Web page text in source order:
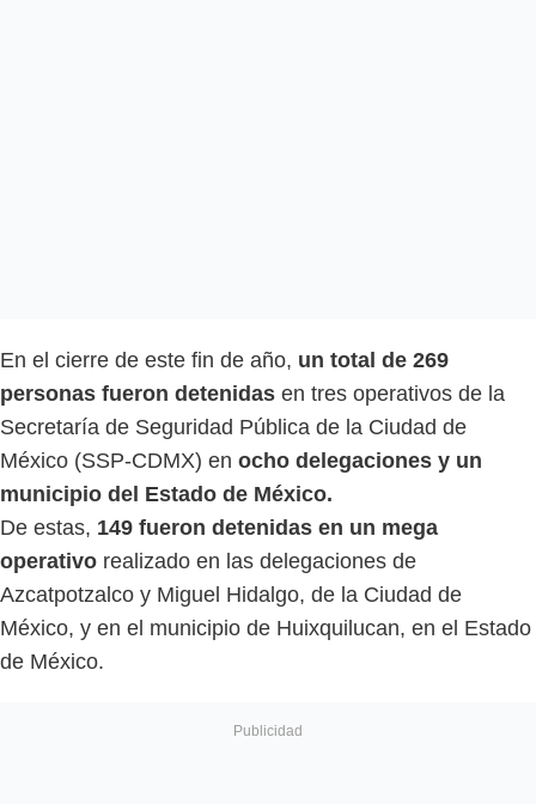
En el cierre de este fin de año, un total de 269
personas fueron detenidas en tres operativos de la
Secretaría de Seguridad Pública de la Ciudad de
México (SSP-CDMX) en ocho delegaciones y un
municipio del Estado de México.
De estas, 149 fueron detenidas en un mega
operativo realizado en las delegaciones de
Azcatpotzalco y Miguel Hidalgo, de la Ciudad de
México, y en el municipio de Huixquilucan, en el Estado
de México.